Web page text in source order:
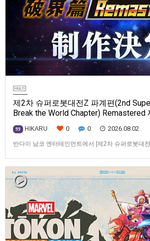
제2차 슈퍼로봇대전Z 파계편(2nd
Break the World Chapter) Remastered
99 HIKARU 0 0 2026.08.02
반다이 남코 엔터테인먼트에서 [제2차 슈퍼로봇대
판[제2차 슈퍼로봇대전Z 파계편]은 2011년 PSP로
에 발매되었던 [제2…